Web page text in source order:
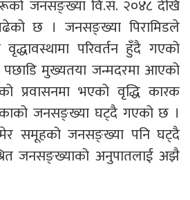
जनसङ्ख्या वि.सं. २०४८ देखि
छ । जनसङ्ख्या पिरामिडले
परिवर्तन हुँदै गएको
मुख्यतया जन्मदरमा आएको
प्रवासनमा भएको वृद्धि कारक
जनसङ्ख्या घट्दै गएको छ ।
समूहको जनसङ्ख्या पनि घट्दै
जनसङ्ख्याको अनुपातलाई अझै